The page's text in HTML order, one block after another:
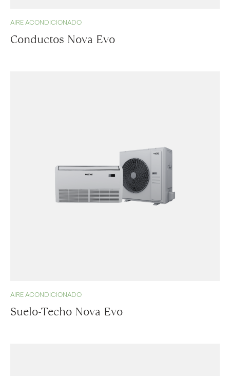
AIRE ACONDICIONADO
Conductos Nova Evo
AIRE ACONDICIONADO
Suelo-Techo Nova Evo